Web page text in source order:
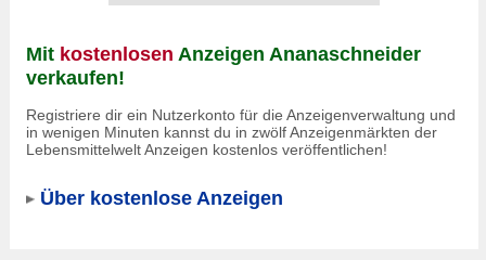
Mit kostenlosen Anzeigen Ananaschneider
verkaufen!
Registriere dir ein Nutzerkonto für die Anzeigenverwaltung und
in wenigen Minuten kannst du in zwölf Anzeigenmärkten der
Lebensmittelwelt Anzeigen kostenlos veröffentlichen!
Über kostenlose Anzeigen